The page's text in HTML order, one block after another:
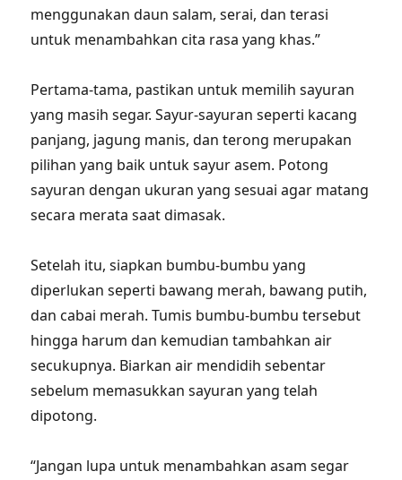
menggunakan daun salam, serai, dan terasi
untuk menambahkan cita rasa yang khas.”
Pertama-tama, pastikan untuk memilih sayuran
yang masih segar. Sayur-sayuran seperti kacang
panjang, jagung manis, dan terong merupakan
pilihan yang baik untuk sayur asem. Potong
sayuran dengan ukuran yang sesuai agar matang
secara merata saat dimasak.
Setelah itu, siapkan bumbu-bumbu yang
diperlukan seperti bawang merah, bawang putih,
dan cabai merah. Tumis bumbu-bumbu tersebut
hingga harum dan kemudian tambahkan air
secukupnya. Biarkan air mendidih sebentar
sebelum memasukkan sayuran yang telah
dipotong.
“Jangan lupa untuk menambahkan asam segar